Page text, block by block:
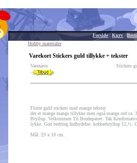
Forside|Kurv |
Hobby materialer
Varekort Stickers guld tillykke + tekster
Varenavn Stickers
Flotte guld stickers med mange tekster.
der er mange mange tillykke men også mange ord ca.
Bryllup. Velkommen Til Brudeparret. Tak
lykke. God bedring Indbydelse. kobberbryllup 12,½.
Mål: 23 x 10 cm.